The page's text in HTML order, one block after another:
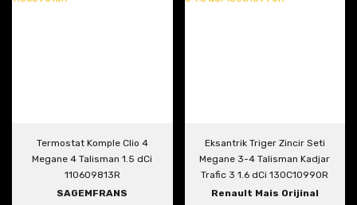
Termostat Komple Clio 4
Megane 4 Talisman 1.5 dCi
110609813R
SAGEMFRANS
Eksantrik Triger Zincir Seti
Megane 3-4 Talisman Kadjar
Trafic 3 1.6 dCi 130C10990R
Renault Mais Orijinal